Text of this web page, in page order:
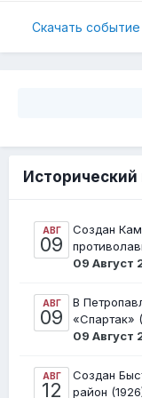
Скачать событие
АВГ
09
Создан
09 Август
АВГ
09
В
«Спартак»
09 Август
АВГ
12
Создан
район